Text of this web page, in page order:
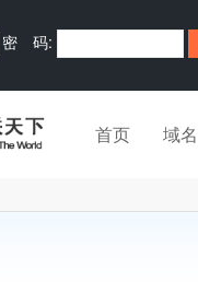
密 码:
首页 域